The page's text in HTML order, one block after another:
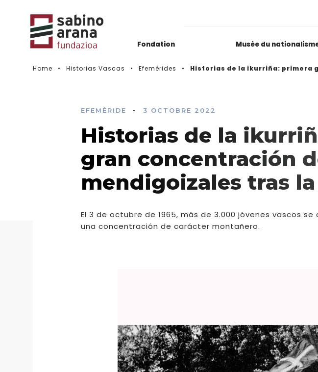
Fondation Musée du
Histórico de convocatorias
Opiniones
respecto a
ser
LEER MÁS
Home Historias Vascas Efemérides Historias de la ikurriña: primera
EFEMÉRIDE • 3 OCTOBRE 2022
Historias de la
gran concentración
mendigoizales tras
El 3 de octubre de 1965, más de 3.000 jóvenes vascos
una concentración de carácter montañero.